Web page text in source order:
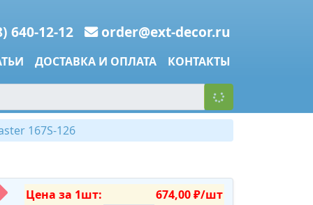
640-12-12 order@ext-decor.ru
ДОСТАВКА И ОПЛАТА КОНТАКТЫ
167S-126
Цена за 1шт: 674,00 ₽/шт